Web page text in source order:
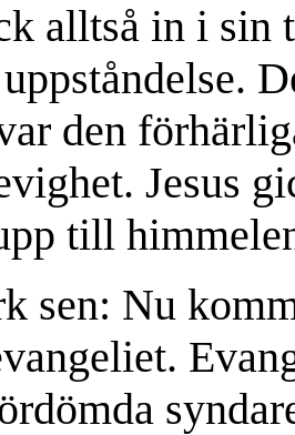
alltså in i sin
den
Jesus
till
sen: Nu